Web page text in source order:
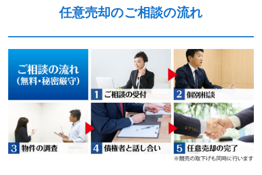
任意売却のご相談の流れ